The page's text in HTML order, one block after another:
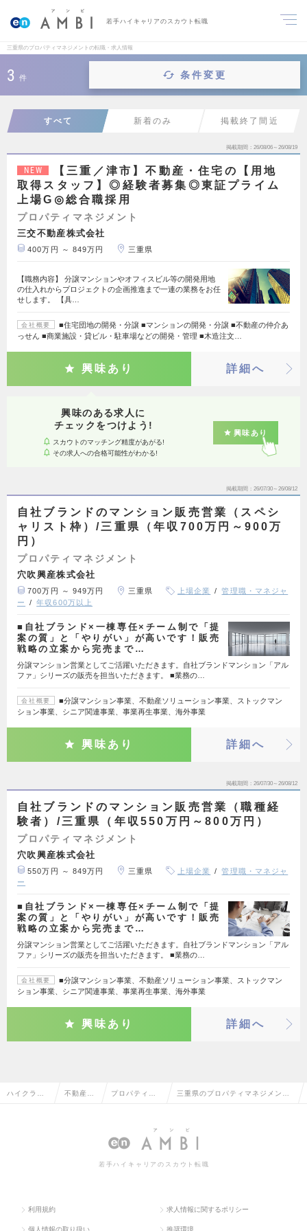
若手ハイキャリアのスカウト転職
三重県のプロパティマネジメントの転職・求人情報
3 件 条件変更
すべて 新着のみ 掲載終了間近
掲載期間 26/08/06～26/08/19
NEW
【三重／津市】不動産・住宅の【用地
取得スタッフ】◎経験者募集◎東証プライム
上場G◎総合職採用
プロパティマネジメント
三交不動産株式会社
400万円 ～ 849万円 三重県
【職務内容】 分譲マンションやオフィスビル等の開発用地
の仕入れからプロジェクトの企画推進まで一連の業務をお任
せします。 【具…
会社概要
■住宅団地の開発・分譲 ■マンションの開発・分譲 ■不動産の仲介あ
っせん ■商業施設・貸ビル・駐車場などの開発・管理 ■木造注文…
興味あり 詳細へ
興味のある求人に
チェックをつけよう!
スカウトのマッチング精度があがる!
その求人への合格可能性がわかる!
興味あり
掲載期間 26/07/30～26/08/12
自社ブランドのマンション販売営業（スペシ
ャリスト枠）/三重県（年収700万円～900万
円）
プロパティマネジメント
穴吹興産株式会社
700万円 ～ 949万円 三重県 上場企業
管理職・マネジャ
ー
年収600万以上
■自社ブランド×一棟専任×チーム制で「提
案の質」と「やりがい」が高いです！販売
戦略の立案から完売まで…
分譲マンション営業としてご活躍いただきます。自社ブランドマンション「アル
ファ」シリーズの販売を担当いただきます。 ■業務の…
会社概要
■分譲マンション事業、不動産ソリューション事業、ストックマン
ション事業、シニア関連事業、事業再生事業、海外事業
興味あり 詳細へ
掲載期間 26/07/30～26/08/12
自社ブランドのマンション販売営業（職種経
験者）/三重県（年収550万円～800万円）
プロパティマネジメント
穴吹興産株式会社
550万円 ～ 849万円 三重県 上場企業
管理職・マネジャ
ー
■自社ブランド×一棟専任×チーム制で「提
案の質」と「やりがい」が高いです！販売
戦略の立案から完売まで…
分譲マンション営業としてご活躍いただきます。自社ブランドマンション「アル
ファ」シリーズの販売を担当いただきます。 ■業務の…
会社概要
■分譲マンション事業、不動産ソリューション事業、ストックマン
ション事業、シニア関連事業、事業再生事業、海外事業
興味あり 詳細へ
ハイクラス 不動産系 プロパティマ 三重県のプロパティマネジメント
若手ハイキャリアのスカウト転職
利用規約 求人情報に関するポリシー
個人情報の取り扱い 推奨環境